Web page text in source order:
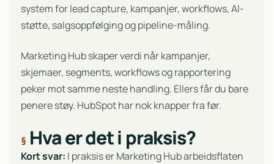
system for lead capture, kampanjer, workflows, AI-
støtte, salgsoppfølging og pipeline-måling.
Marketing Hub skaper verdi når kampanjer,
skjemaer, segments, workflows og rapportering
peker mot samme neste handling. Ellers får du bare
penere støy. HubSpot har nok knapper fra før.
Hva er det i praksis?
Kort svar: I praksis er Marketing Hub arbeidsflaten